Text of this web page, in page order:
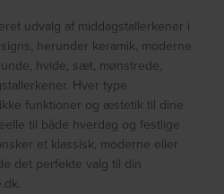
udvalg af middagstallerkener i
herunder keramik, moderne
hvide, sæt, mønstrede,
Hver type
funktioner og æstetik til dine
til både hverdag og festlige
et klassisk, moderne eller
det perfekte valg til din